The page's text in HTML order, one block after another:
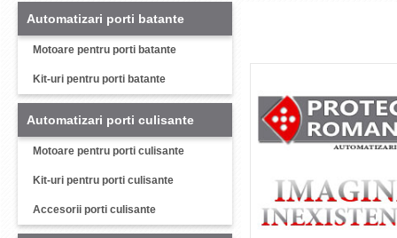
Automatizari porti batante
Motoare pentru porti batante
Kit-uri pentru porti batante
Automatizari porti culisante
Motoare pentru porti culisante
Kit-uri pentru porti culisante
Accesorii porti culisante